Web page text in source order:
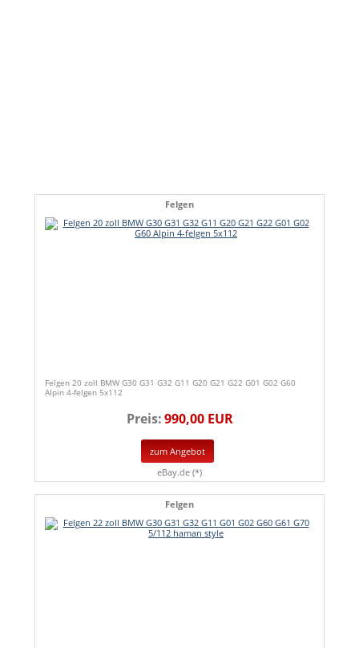
Felgen
Felgen 20 zoll BMW G30 G31 G32 G11 G20 G21 G22 G01 G02 G60
Alpin 4-felgen 5x112
Preis:990,00 EUR
zum Angebot
eBay.de (*)
Felgen